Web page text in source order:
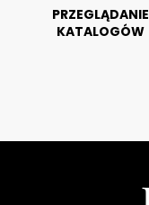
PRZEGLĄDANIE
KATALOGÓW